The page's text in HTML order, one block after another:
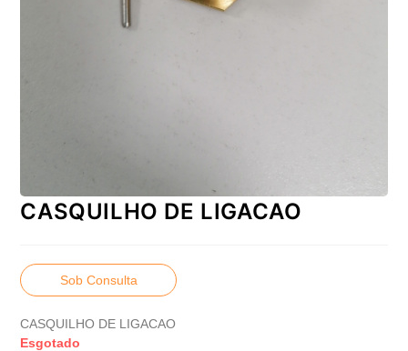
CASQUILHO DE LIGACAO
Sob Consulta
CASQUILHO DE LIGACAO
Esgotado